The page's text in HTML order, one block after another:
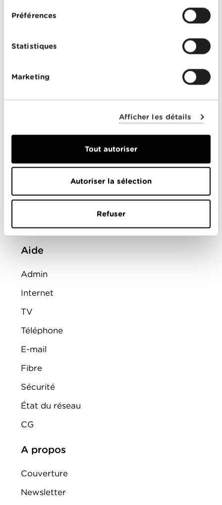
Préférences
Statistiques
Marketing
Afficher les détails
Tout autoriser
Autoriser la sélection
Refuser
PARTICULIERS
Offres Combinées
Télévision
Montre d'alarme
Offres combinées
Internet
FAQ
Aide
Admin
Internet
TV
Téléphone
E-mail
Fibre
Sécurité
État du réseau
CG
A propos
Couverture
Newsletter